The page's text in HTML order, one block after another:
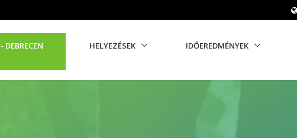
HELYEZÉSEK IDŐEREDMÉNYEK